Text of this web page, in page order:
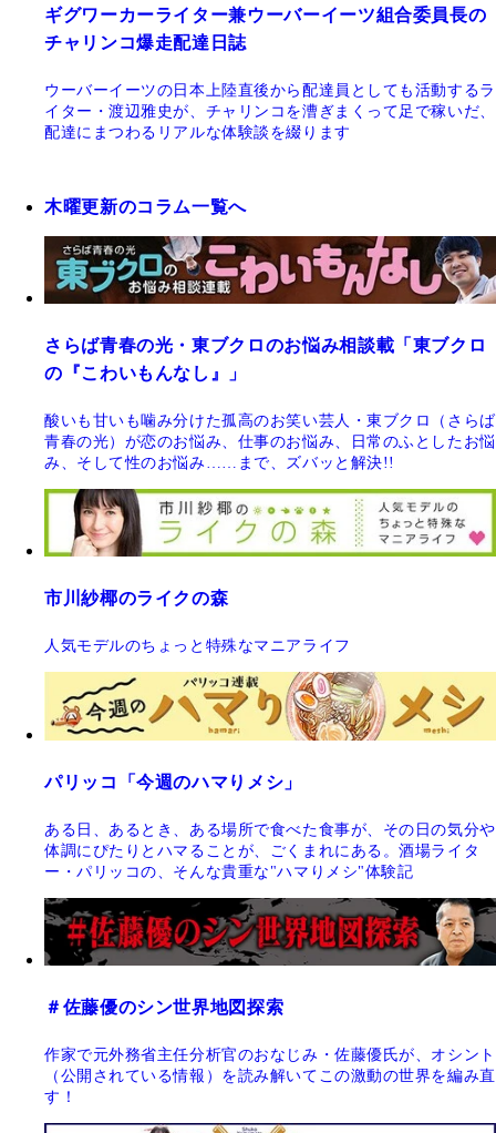
ギグワーカーライター兼ウーバーイーツ組合委員長の
チャリンコ爆走配達日誌
ウーバーイーツの日本上陸直後から配達員としても活動するラ
イター・渡辺雅史が、チャリンコを漕ぎまくって足で稼いだ、
配達にまつわるリアルな体験談を綴ります
木曜更新のコラム一覧へ
さらば青春の光・東ブクロのお悩み相談載「東ブクロ
の『こわいもんなし』」
酸いも甘いも噛み分けた孤高のお笑い芸人・東ブクロ（さらば
青春の光）が恋のお悩み、仕事のお悩み、日常のふとしたお悩
み、そして性のお悩み……まで、ズバッと解決!!
市川紗椰のライクの森
人気モデルのちょっと特殊なマニアライフ
パリッコ「今週のハマりメシ」
ある日、あるとき、ある場所で食べた食事が、その日の気分や
体調にぴたりとハマることが、ごくまれにある。酒場ライタ
ー・パリッコの、そんな貴重な"ハマりメシ"体験記
＃佐藤優のシン世界地図探索
作家で元外務省主任分析官のおなじみ・佐藤優氏が、オシント
（公開されている情報）を読み解いてこの激動の世界を編み直
す！